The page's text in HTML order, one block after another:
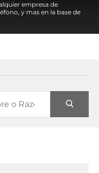
empresa de
y mas en la base de